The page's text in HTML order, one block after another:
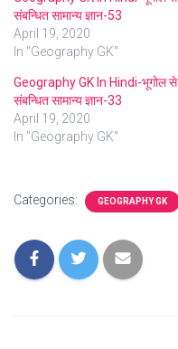
संबन्धित सामान्य ज्ञान-53
April 19, 2020
In "Geography GK"
Geography GK In Hindi-भूगोल से
संबन्धित सामान्य ज्ञान-33
April 19, 2020
In "Geography GK"
Categories: GEOGRAPHY GK